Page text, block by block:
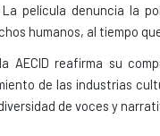
La película denuncia la
humanos, al tiempo
AECID reafirma su
de las industrias
de voces y